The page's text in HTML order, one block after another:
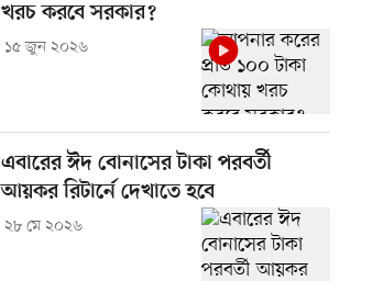
খরচ করবে সরকার?
১৫ জুন ২০২৬
এবারের ঈদ বোনাসের টাকা পরবর্তী
আয়কর রিটার্নে দেখাতে হবে
২৮ মে ২০২৬